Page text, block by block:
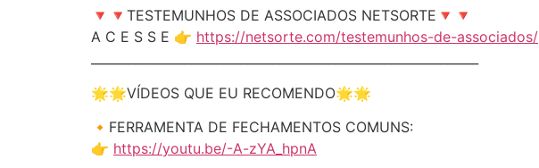
🔻🔻TESTEMUNHOS DE ASSOCIADOS NETSORTE🔻🔻
A C E S S E 👉 https://netsorte.com/testemunhos-de-associados/
🌟🌟VÍDEOS QUE EU RECOMENDO🌟🌟
🔸FERRAMENTA DE FECHAMENTOS COMUNS:
👉 https://youtu.be/-A-zYA_hpnA